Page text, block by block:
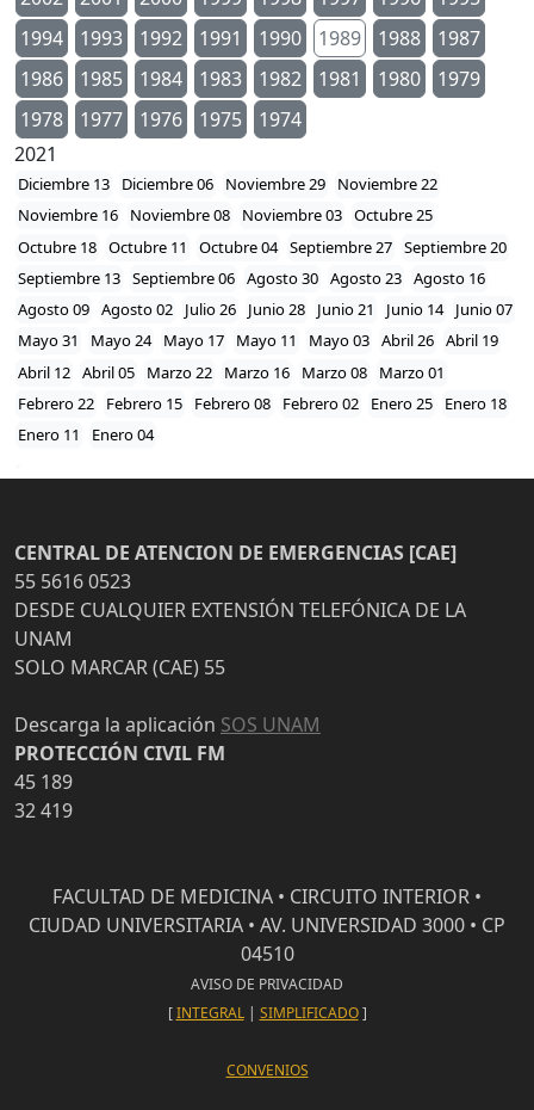
1994
1993 1992 1991 1990 1989 1988
1987
1986
1985 1984 1983 1982 1981 1980
1979
1978
1977 1976 1975
1974
2021
Diciembre 13 Diciembre 06 Noviembre 29
Noviembre 22
Noviembre 16
Noviembre 08 Noviembre 03 Octubre 25
Octubre 18 Octubre 11 Octubre 04 Septiembre 27 Septiembre 20
Septiembre 13 Septiembre 06 Agosto 30 Agosto 23 Agosto 16
Agosto 09 Agosto 02 Julio 26 Junio 28 Junio 21 Junio 14
Junio 07
Mayo 31
Mayo 24 Mayo 17 Mayo 11 Mayo 03 Abril 26 Abril 19
Abril 12 Abril 05 Marzo 22 Marzo 16 Marzo 08
Marzo 01
Febrero 22
Febrero 15 Febrero 08 Febrero 02 Enero 25
Enero 18
Enero 11
Enero 04
CENTRAL DE ATENCION DE EMERGENCIAS [CAE]
55 5616 0523
DESDE CUALQUIER EXTENSIÓN TELEFÓNICA DE LA
UNAM
SOLO MARCAR (CAE) 55
Descarga la aplicación SOS UNAM
PROTECCIÓN CIVIL FM
45 189
32 419
FACULTAD DE MEDICINA • CIRCUITO INTERIOR •
CIUDAD UNIVERSITARIA • AV. UNIVERSIDAD 3000 • CP
04510
AVISO DE PRIVACIDAD
[INTEGRAL| SIMPLIFICADO]
CONVENIOS